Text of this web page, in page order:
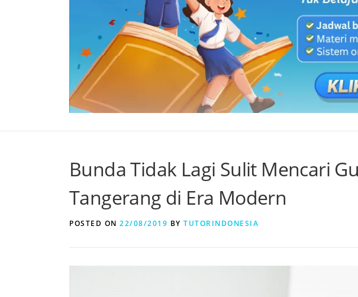
Bunda Tidak Lagi Sulit Mencari
Tangerang di Era Modern
POSTED ON 22/08/2019 BY TUTORINDONESIA